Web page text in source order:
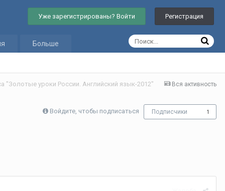
Уже зарегистрированы? Войти Регистрация
Больше
Вся активность
"Золотые уроки России. Английский язык-2012"
Войдите, чтобы подписаться Подписчики 1